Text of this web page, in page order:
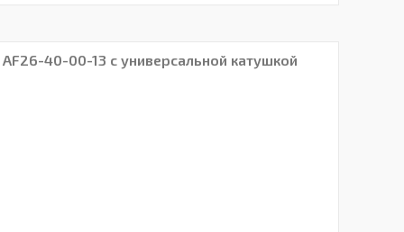
40-00-13 с универсальной катушкой